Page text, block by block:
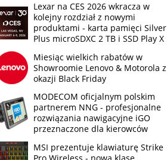
Lexar na CES 2026 wkracza w
kolejny rozdział z nowymi
produktami - karta pamięci Silver
Plus microSDXC 2 TB i SSD Play X
Miesiąc wielkich rabatów w
Showroomie Lenovo & Motorola z
okazji Black Friday
MODECOM oficjalnym polskim
partnerem NNG - profesjonalne
rozwiązania nawigacyjne iGO
przeznaczone dla kierowców
MSI prezentuje klawiaturę Strike
Pro Wireless - nową klasę